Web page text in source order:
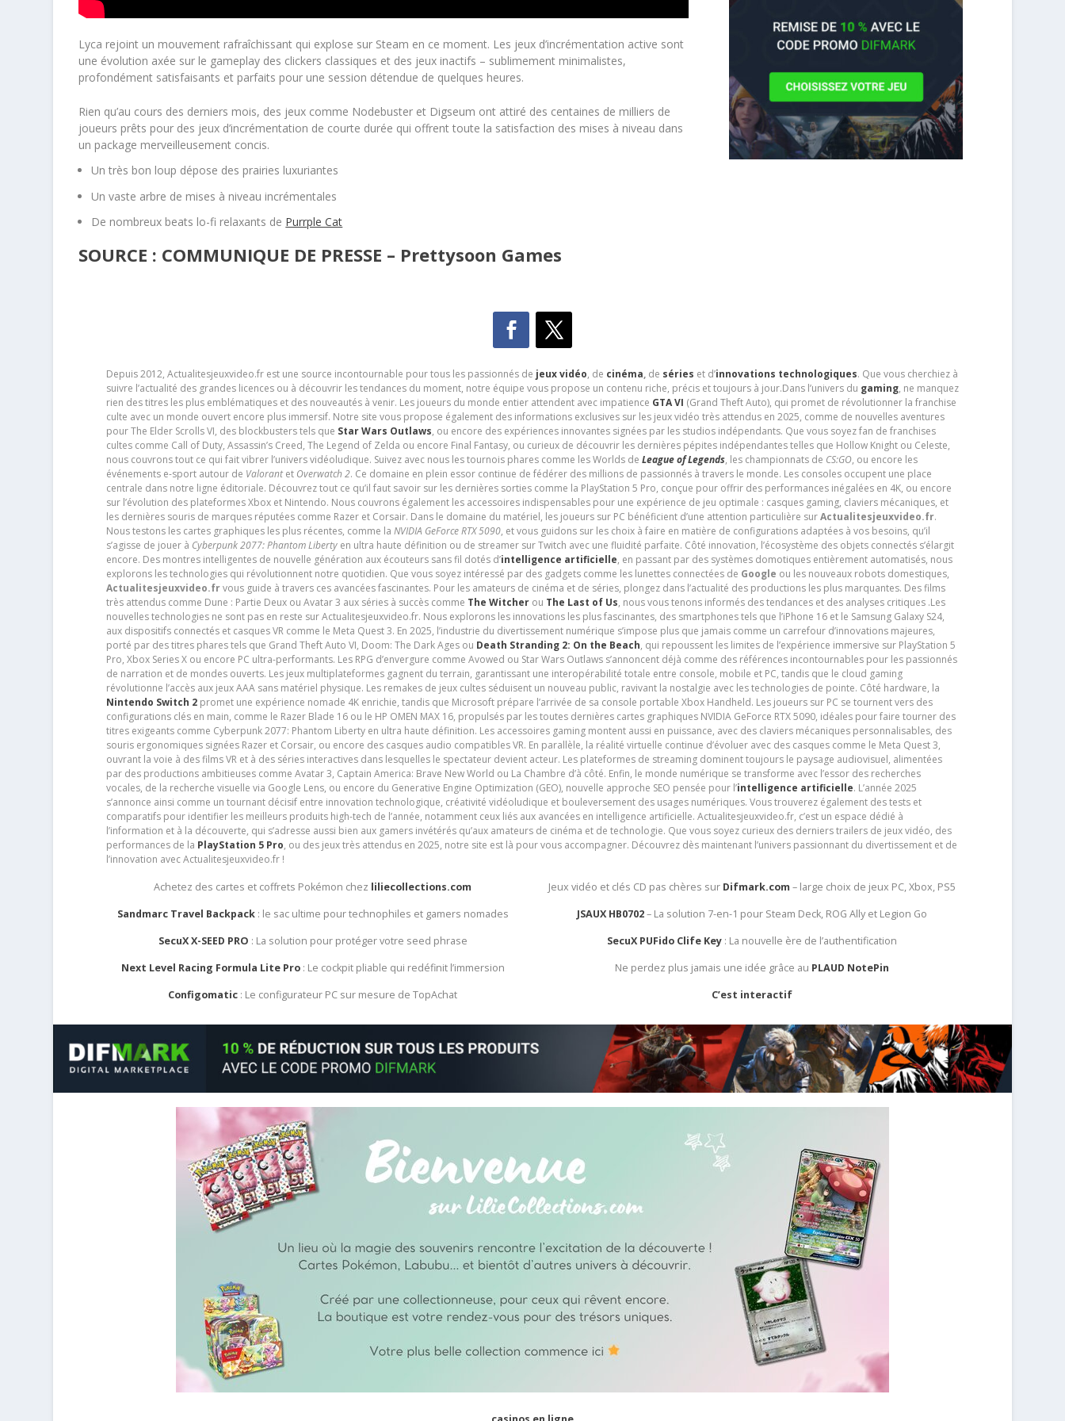
Lyca rejoint un mouvement rafraîchissant qui explose sur Steam en ce moment. Les jeux d’incrémentation active sont
une évolution axée sur le gameplay des clickers classiques et des jeux inactifs – sublimement minimalistes,
profondément satisfaisants et parfaits pour une session détendue de quelques heures.
Rien qu’au cours des derniers mois, des jeux comme Nodebuster et Digseum ont attiré des centaines de milliers de
joueurs prêts pour des jeux d’incrémentation de courte durée qui offrent toute la satisfaction des mises à niveau dans
un package merveilleusement concis.
Un très bon loup dépose des prairies luxuriantes
Un vaste arbre de mises à niveau incrémentales
De nombreux beats lo-fi relaxants de Purrple Cat
SOURCE : COMMUNIQUE DE PRESSE – Prettysoon Games
Depuis 2012, Actualitesjeuxvideo.fr est une source incontournable pour tous les passionnés de jeux vidéo, de cinéma,de séries et d’innovations technologiques. Que vous cherchiez à
suivre l’actualité des grandes licences ou à découvrir les tendances du moment, notre équipe vous propose un contenu riche, précis et toujours à jour.Dans l’univers du gaming, ne manquez
rien des titres les plus emblématiques et des nouveautés à venir. Les joueurs du monde entier attendent avec impatience GTA VI (Grand Theft Auto), qui promet de révolutionner la franchise
culte avec un monde ouvert encore plus immersif. Notre site vous propose également des informations exclusives sur les jeux vidéo très attendus en 2025, comme de nouvelles aventures
pour The Elder Scrolls VI, des blockbusters tels que Star Wars Outlaws, ou encore des expériences innovantes signées par les studios indépendants. Que vous soyez fan de franchises
cultes comme Call of Duty, Assassin’s Creed, The Legend of Zelda ou encore Final Fantasy, ou curieux de découvrir les dernières pépites indépendantes telles que Hollow Knight ou Celeste,
nous couvrons tout ce qui fait vibrer l’univers vidéoludique. Suivez avec nous les tournois phares comme les Worlds de League of Legends, les championnats de CS:GO, ou encore les
événements e-sport autour de Valorantet Overwatch 2. Ce domaine en plein essor continue de fédérer des millions de passionnés à travers le monde. Les consoles occupent une place
centrale dans notre ligne éditoriale. Découvrez tout ce qu’il faut savoir sur les dernières sorties comme la PlayStation 5 Pro, conçue pour offrir des performances inégalées en 4K, ou encore
sur l’évolution des plateformes Xbox et Nintendo. Nous couvrons également les accessoires indispensables pour une expérience de jeu optimale : casques gaming, claviers mécaniques, et
les dernières souris de marques réputées comme Razer et Corsair. Dans le domaine du matériel, les joueurs sur PC bénéficient d’une attention particulière surActualitesjeuxvideo.fr.
Nous testons les cartes graphiques les plus récentes, comme la NVIDIA GeForce RTX 5090, et vous guidons sur les choix à faire en matière de configurations adaptées à vos besoins, qu’il
s’agisse de jouer à Cyberpunk 2077: Phantom Libertyen ultra haute définition ou de streamer sur Twitch avec une fluidité parfaite. Côté innovation, l’écosystème des objets connectés s’élargit
encore. Des montres intelligentes de nouvelle génération aux écouteurs sans fil dotés d’intelligence artificielle, en passant par des systèmes domotiques entièrement automatisés, nous
explorons les technologies qui révolutionnent notre quotidien. Que vous soyez intéressé par des gadgets comme les lunettes connectées de Google ou les nouveaux robots domestiques,
Actualitesjeuxvideo.frvous guide à travers ces avancées fascinantes. Pour les amateurs de cinéma et de séries, plongez dans l’actualité des productions les plus marquantes. Des films
très attendus comme Dune : Partie Deux ou Avatar 3 aux séries à succès comme The Witcherou The Last of Us, nous vous tenons informés des tendances et des analyses critiques .Les
nouvelles technologies ne sont pas en reste sur Actualitesjeuxvideo.fr. Nous explorons les innovations les plus fascinantes, des smartphones tels que l’iPhone 16 et le Samsung Galaxy S24,
aux dispositifs connectés et casques VR comme le Meta Quest 3. En 2025, l’industrie du divertissement numérique s’impose plus que jamais comme un carrefour d’innovations majeures,
porté par des titres phares tels que Grand Theft Auto VI, Doom: The Dark Ages ou Death Stranding 2: On the Beach, qui repoussent les limites de l’expérience immersive sur PlayStation 5
Pro, Xbox Series X ou encore PC ultra-performants. Les RPG d’envergure comme Avowed ou Star Wars Outlaws s’annoncent déjà comme des références incontournables pour les passionnés
de narration et de mondes ouverts. Les jeux multiplateformes gagnent du terrain, garantissant une interopérabilité totale entre console, mobile et PC, tandis que le cloud gaming
révolutionne l’accès aux jeux AAA sans matériel physique. Les remakes de jeux cultes séduisent un nouveau public, ravivant la nostalgie avec les technologies de pointe. Côté hardware, la
Nintendo Switch 2promet une expérience nomade 4K enrichie, tandis que Microsoft prépare l’arrivée de sa console portable Xbox Handheld. Les joueurs sur PC se tournent vers des
configurations clés en main, comme le Razer Blade 16 ou le HP OMEN MAX 16, propulsés par les toutes dernières cartes graphiques NVIDIA GeForce RTX 5090, idéales pour faire tourner des
titres exigeants comme Cyberpunk 2077: Phantom Liberty en ultra haute définition. Les accessoires gaming montent aussi en puissance, avec des claviers mécaniques personnalisables, des
souris ergonomiques signées Razer et Corsair, ou encore des casques audio compatibles VR. En parallèle, la réalité virtuelle continue d’évoluer avec des casques comme le Meta Quest 3,
ouvrant la voie à des films VR et à des séries interactives dans lesquelles le spectateur devient acteur. Les plateformes de streaming dominent toujours le paysage audiovisuel, alimentées
par des productions ambitieuses comme Avatar 3, Captain America: Brave New World ou La Chambre d’à côté. Enfin, le monde numérique se transforme avec l’essor des recherches
vocales, de la recherche visuelle via Google Lens, ou encore du Generative Engine Optimization (GEO), nouvelle approche SEO pensée pour l’intelligence artificielle. L’année 2025
s’annonce ainsi comme un tournant décisif entre innovation technologique, créativité vidéoludique et bouleversement des usages numériques. Vous trouverez également des tests et
comparatifs pour identifier les meilleurs produits high-tech de l’année, notamment ceux liés aux avancées en intelligence artificielle. Actualitesjeuxvideo.fr, c’est un espace dédié à
l’information et à la découverte, qui s’adresse aussi bien aux gamers invétérés qu’aux amateurs de cinéma et de technologie. Que vous soyez curieux des derniers trailers de jeux vidéo, des
performances de la PlayStation 5 Pro, ou des jeux très attendus en 2025, notre site est là pour vous accompagner. Découvrez dès maintenant l’univers passionnant du divertissement et de
l’innovation avec Actualitesjeuxvideo.fr !
Achetez des cartes et coffrets Pokémon chez liliecollections.com
Sandmarc Travel Backpack: le sac ultime pour technophiles et gamers nomades
SecuX X-SEED PRO : La solution pour protéger votre seed phrase
Next Level Racing Formula Lite Pro: Le cockpit pliable qui redéfinit l’immersion
Configomatic : Le configurateur PC sur mesure de TopAchat
Jeux vidéo et clés CD pas chères sur Difmark.com – large choix de jeux PC, Xbox, PS5
JSAUX HB0702– La solution 7-en-1 pour Steam Deck, ROG Ally et Legion Go
SecuX PUFido Clife Key : La nouvelle ère de l’authentification
Ne perdez plus jamais une idée grâce au PLAUD NotePin
C’est interactif